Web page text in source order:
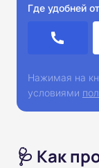
Где удобней
Нажимая на
условиями
🩺 Как